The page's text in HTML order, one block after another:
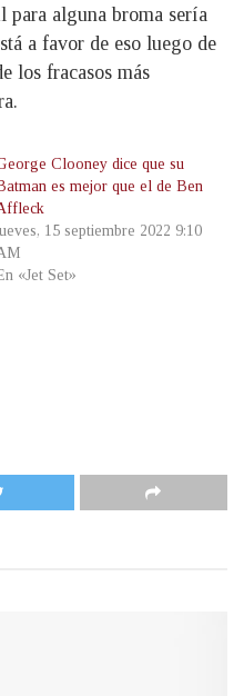
para alguna broma sería
a favor de eso luego de
los fracasos más
Clooney dice que su
es mejor que el de Ben
15 septiembre 2022 9:10
«Jet Set»